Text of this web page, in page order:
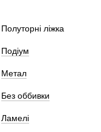
Полуторні ліжка
Подіум
Метал
Без оббивки
Ламелі